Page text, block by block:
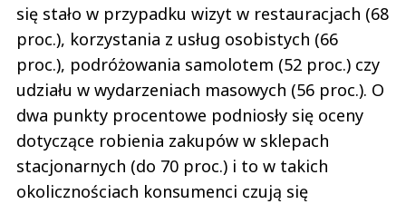
się stało w przypadku wizyt w restauracjach (68
proc.), korzystania z usług osobistych (66
proc.), podróżowania samolotem (52 proc.) czy
udziału w wydarzeniach masowych (56 proc.). O
dwa punkty procentowe podniosły się oceny
dotyczące robienia zakupów w sklepach
stacjonarnych (do 70 proc.) i to w takich
okolicznościach konsumenci czują się